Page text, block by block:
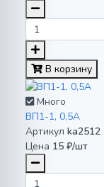
В корзину
Много
ВП1-1, 0,5А
Артикул ka2512
Цена 15 ₽/шт